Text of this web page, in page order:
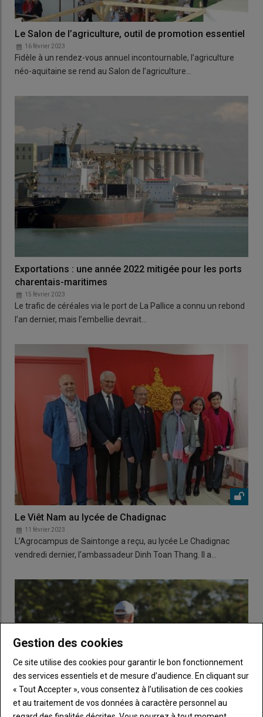
Le Salon de l’agriculture, outil de promotion essentiel
16 février 2023
Fidèle à un rendez-vous annuel incontournable, l’agriculture
néo-aquitaine se rend au Salon de l’agriculture…
Exportations : une année 2022 mitigée pour les ports
charentais-maritimes
15 février 2023
Le trafic de céréales via le port de La Pallice a connu un rebond
l’an dernier, mais l’embellie devrait…
Le Viêt Nam au lycée de Chadignac
11 février 2023
L’Agrocampus de Saintonge a reçu, au lycée Le Chadignac
vendredi dernier, l’ambassadeur Dinh Toan Thang. Il a…
Gestion des cookies
Ce site utilise des cookies pour garantir le bon fonctionnement
des services essentiels et de mesure d’audience. En cliquant sur
« Tout Accepter », vous consentez à l’utilisation de ces cookies
et au traitement de vos données à caractère personnel au